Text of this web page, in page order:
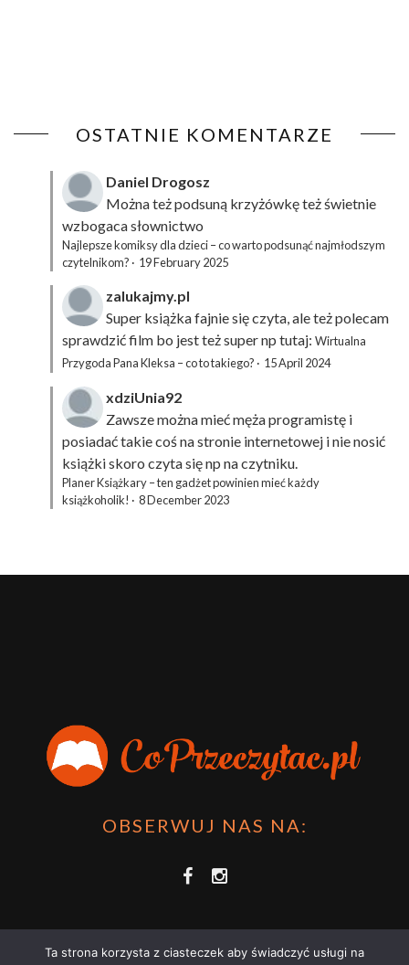
OSTATNIE KOMENTARZE
Daniel Drogosz
Można też podsuną krzyżówkęteż świetnie
wzbogaca słownictwo
Najlepsze komiksy dla dzieci – co warto podsunąć najmłodszym
czytelnikom? · 19 February 2025
zalukajmy.pl
Super książka fajnie się czyta, ale też polecam
sprawdzić film bo jest też super np tutaj: Wirtualna
Przygoda Pana Kleksa – co to takiego? · 15 April 2024
xdziUnia92
Zawsze można mieć męża programistę i
posiadać takie coś na stronie internetowej i nie nosić
książki skoro czyta się np na czytniku.
Planer Książkary – ten gadżet powinien mieć każdy
książkoholik! · 8 December 2023
OBSERWUJ NAS NA:
Ta strona korzysta z ciasteczek aby świadczyć usługi na